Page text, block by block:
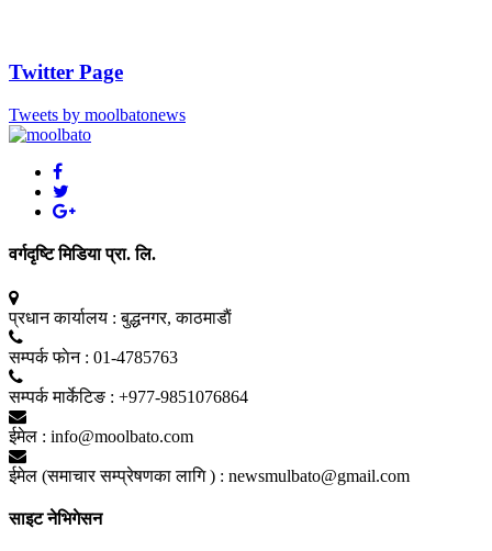
Twitter Page
Tweets by moolbatonews
वर्गदृष्टि मिडिया प्रा. लि.
प्रधान कार्यालय : बुद्धनगर, काठमाडाैं
सम्पर्क फाेन : 01-4785763
सम्पर्क मार्केटिङ : +977-9851076864
ईमेल : info@moolbato.com
ईमेल (समाचार सम्प्रेषणका लागि ) : newsmulbato@gmail.com
साइट नेभिगेसन